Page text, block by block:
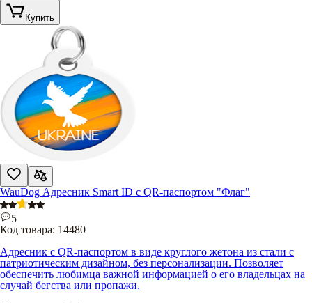
Купить
WauDog Адресник Smart ID с QR-паспортом "Флаг"
5
Код товара: 14480
Адресник с QR-паспортом в виде круглого жетона из стали с
патриотическим дизайном, без персонализации. Позволяет
обеспечить любимца важной информацией о его владельцах на
случай бегства или пропажи.